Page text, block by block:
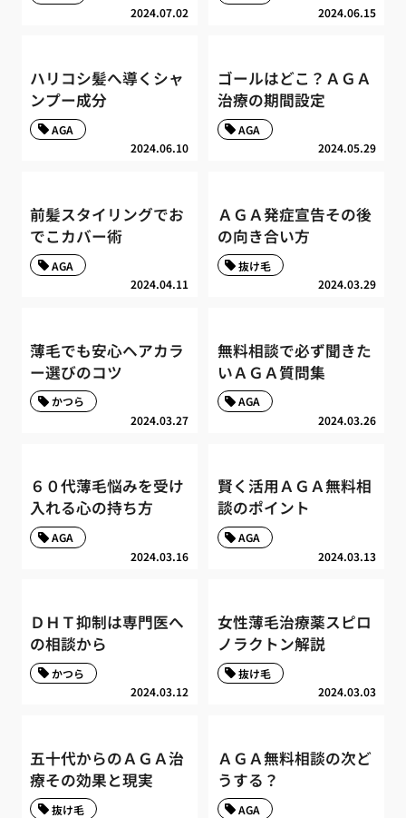
2024.07.02
2024.06.15
ハリコシ髪へ導くシャ
ンプー成分
2024.06.10
AGA
ゴールはどこ？ＡＧＡ
治療の期間設定
2024.05.29
AGA
前髪スタイリングでお
でこカバー術
2024.04.11
AGA
ＡＧＡ発症宣告その後
の向き合い方
2024.03.29
抜け毛
薄毛でも安心ヘアカラ
ー選びのコツ
2024.03.27
かつら
無料相談で必ず聞きた
いＡＧＡ質問集
2024.03.26
AGA
６０代薄毛悩みを受け
入れる心の持ち方
2024.03.16
AGA
賢く活用ＡＧＡ無料相
談のポイント
2024.03.13
AGA
ＤＨＴ抑制は専門医へ
の相談から
2024.03.12
かつら
女性薄毛治療薬スピロ
ノラクトン解説
2024.03.03
抜け毛
五十代からのＡＧＡ治
療その効果と現実
抜け毛
ＡＧＡ無料相談の次ど
うする？
AGA